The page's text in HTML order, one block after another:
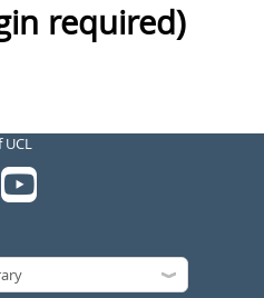
required)
UCL